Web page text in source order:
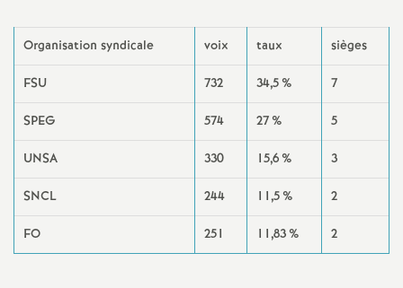
d
e
g
Organisation syndicale voix taux sièges
FSU 732 34,5% 7
SPEG 574 27% 5
UNSA 330 15,6% 3
SNCL 244 11,5% 2
FO 251 11,83% 2